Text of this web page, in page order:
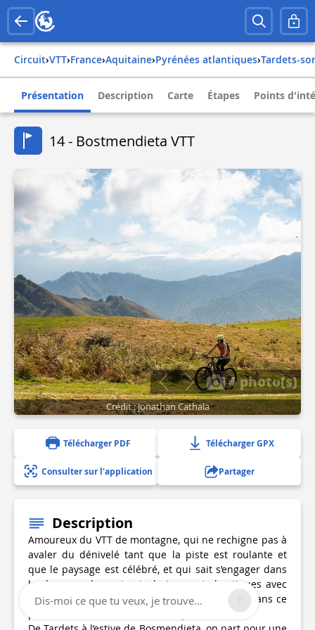
Circuit› VTT› france› aquitaine› pyrénées atlantiques› tardets-
Présentation Description Carte Étapes Points
14 - Bostmendieta VTT
4 photo(s)
Crédit : Jonathan Cathala
Télécharger PDF Télécharger GPX
Consulter sur l'application Partager
Description
Amoureux du VTT de montagne, qui ne rechigne pas à
avaler du dénivelé tant que la piste est roulante et
que le paysage est célébré, et qui sait s’engager dans
les longues descentes techniques et chaotiques avec
plaisir et application. Vous vous reconnaissez dans ce
portrait ? Alors ce circuit est fait pour vous !
Dis-moi ce que tu veux, je trouve...